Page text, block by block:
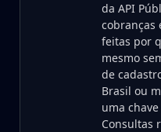
da API
cobranças
feitas por
mesmo
de
Brasil ou
uma
Consultas